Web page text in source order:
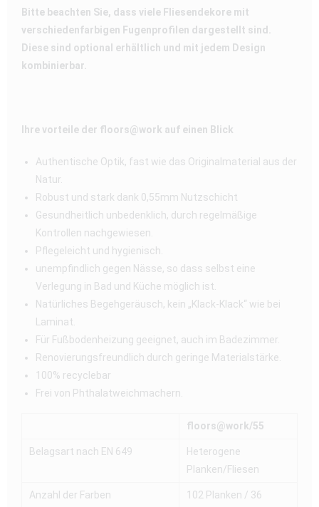
Bitte beachten Sie, dass viele Fliesendekore mit
verschiedenfarbigen Fugenprofilen dargestellt sind.
Diese sind optional erhältlich und mit jedem Design
kombinierbar.
Ihre vorteile der floors@work auf einen Blick
Authentische Optik, fast wie das Originalmaterial aus der
Natur.
Robust und stark dank 0,55mm Nutzschicht
Gesundheitlich unbedenklich, durch regelmäßige
Kontrollen nachgewiesen.
Pflegeleicht und hygienisch.
unempfindlich gegen Nässe, so dass selbst eine
Verlegung in Bad und Küche möglich ist.
Natürliches Begehgeräusch, kein „Klack-Klack“ wie bei
Laminat.
Für Fußbodenheizung geeignet, auch im Badezimmer.
Renovierungsfreundlich durch geringe Materialstärke.
100% recyclebar
Frei von Phthalatweichmachern.
floors@work/55
Belagsart nach EN 649
Heterogene
Planken/Fliesen
Anzahl der Farben
102 Planken / 36